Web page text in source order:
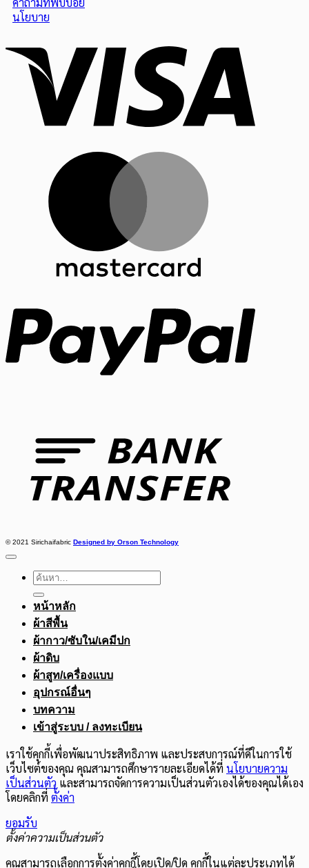
คำถามที่พบบ่อย
นโยบาย
© 2021 Sirichaifabric Designed by Orson Technology
ค้นหา:
หน้าหลัก
ผ้าสีพื้น
ผ้ากาว/ซับใน/เคมีปก
ผ้าดิบ
ผ้าสูท/เครื่องแบบ
อุปกรณ์อื่นๆ
บทความ
เข้าสู่ระบบ / ลงทะเบียน
เราใช้คุกกี้เพื่อพัฒนาประสิทธิภาพ และประสบการณ์ที่ดีในการใช้
เว็บไซต์ของคุณ คุณสามารถศึกษารายละเอียดได้ที่ นโยบายความ
เป็นส่วนตัว และสามารถจัดการความเป็นส่วนตัวเองได้ของคุณได้เอง
โดยคลิกที่ ตั้งค่า
ยอมรับ
ตั้งค่าความเป็นส่วนตัว
คุณสามารถเลือกการตั้งค่าคุกกี้โดยเปิด/ปิด คุกกี้ในแต่ละประเภทได้